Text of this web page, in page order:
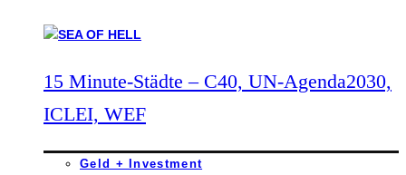
15 Minute-Städte – C40, UN-Agenda2030,
ICLEI, WEF
Geld + Investment